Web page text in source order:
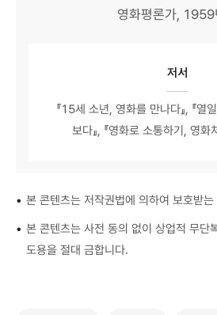
영화평론가, 1959
저서
『15세 소년, 영화를 만나다』, 『열
보다』, 『영화로 소통하기, 영화
• 본 콘텐츠는 저작권법에 의하여 보호받
• 본 콘텐츠는 사전 동의 없이 상업적 무단
도용을 절대 금합니다.